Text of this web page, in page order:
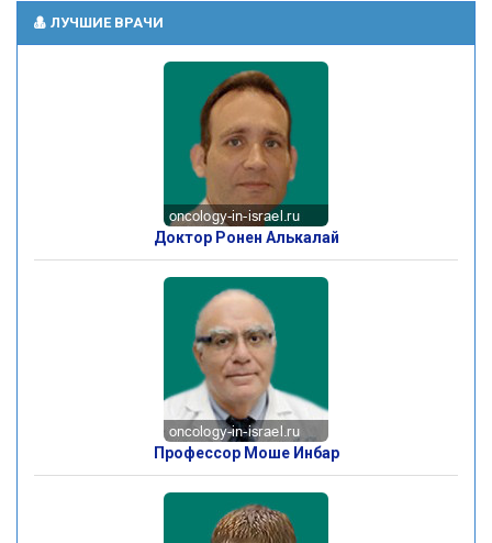
ЛУЧШИЕ ВРАЧИ
Доктор Ронен Алькалай
Профессор Моше Инбар